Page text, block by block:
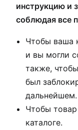
инструкцию и
соблюдая все
Чтобы ваша
и вы могли
также,
был
дальнейшем.
Чтобы
каталоге.